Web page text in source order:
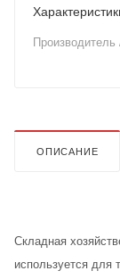
ОПИСАНИЕ
Складная
используется для